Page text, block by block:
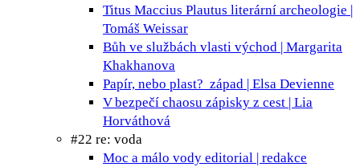
Titus Maccius Plautus literární archeologie |
Tomáš Weissar
Bůh ve službách vlasti východ | Margarita
Khakhanova
Papír, nebo plast? západ | Elsa Devienne
V bezpečí chaosu zápisky z cest | Lia
Horváthová
#22 re: voda
Moc a málo vody editorial | redakce